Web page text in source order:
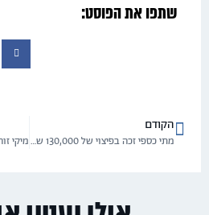
שתפו את הפוסט:
הקודם
מתי כספי זכה בפיצוי של 130,000 ש"ח בגין הפרת זכויותיו